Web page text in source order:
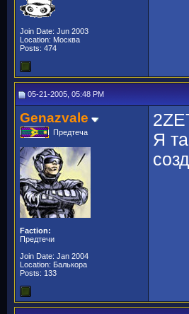
Join Date: Jun 2003
Location: Москва
Posts: 474
05-21-2005, 05:48 PM
Genazvale
Предтеча
Faction:
Предтечи
Join Date: Jan 2004
Location: Балькора
Posts: 133
Я